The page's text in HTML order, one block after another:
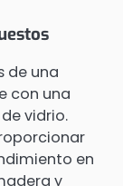
de una
con una
vidrio.
en
y